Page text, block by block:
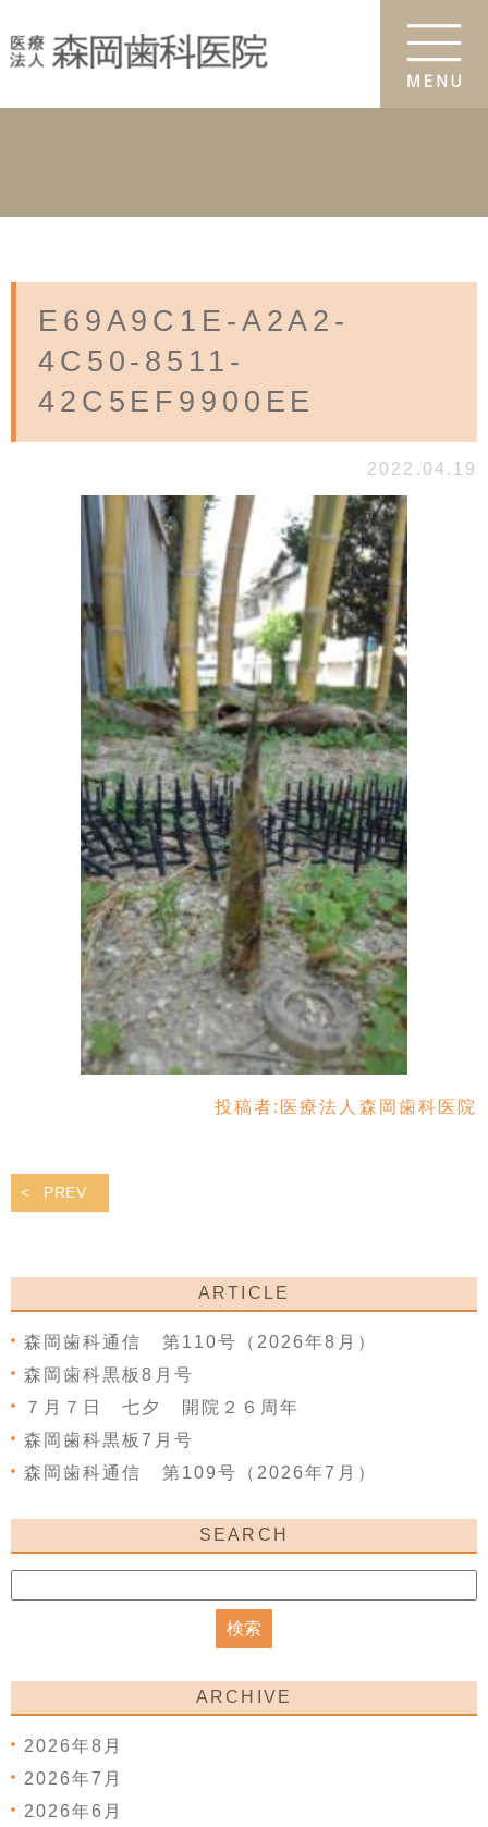
E69A9C1E-A2A2-
4C50-8511-
42C5EF9900EE
2022.04.19
投稿者: 医療法人森岡歯科医院
PREV
ARTICLE
森岡歯科通信 第110号（2026年8月）
森岡歯科黒板8月号
７月７日 七夕 開院２６周年
森岡歯科黒板7月号
森岡歯科通信 第109号（2026年7月）
SEARCH
ARCHIVE
2026年8月
2026年7月
2026年6月